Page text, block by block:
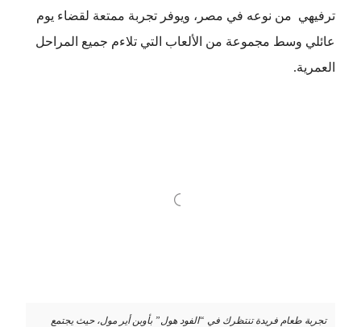
ترفيهي من نوعه في مصر، ويوفر تجربة ممتعة لقضاء يوم
عائلي وسط مجموعة من الألعاب التي تلاءم جميع المراحل
العمرية.
تجربة طعام فريدة تنتظرك في “الفود هول” بأوبن أير مول، حيث يجتمع